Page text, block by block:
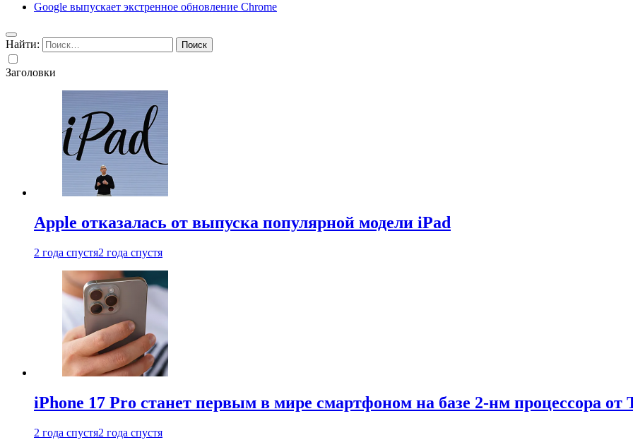
Google выпускает экстренное обновление Chrome
Найти:
Заголовки
Apple отказалась от выпуска популярной модели iPad
2 года спустя2 года спустя
iPhone 17 Pro станет первым в мире смартфоном на базе 2-нм процессора от
2 года спустя2 года спустя